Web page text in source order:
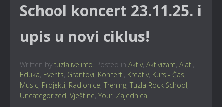
School koncert 23.11.25. i
upis u novi ciklus!
Written by tuzlalive.info. Posted in Aktiv, Aktivizam, Alati,
Eduka, Events, Grantovi, Koncerti, Kreativ, Kurs - Čas,
Music, Projekti, Radionice, Trening, Tuzla Rock School,
Uncategorized, Vještine, Your, Zajednica